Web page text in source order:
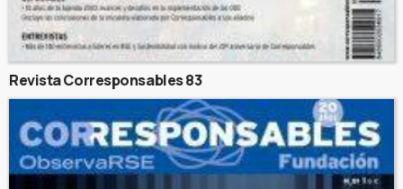
Revista Corresponsables 83